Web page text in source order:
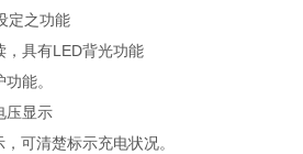
定之功能
，具有LED背光功能
能。
压显示
可清楚标示充电状况。